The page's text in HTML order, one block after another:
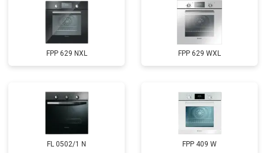
FPP 629 NXL FPP 629 WXL
FL 0502/1 N FPP 409 W